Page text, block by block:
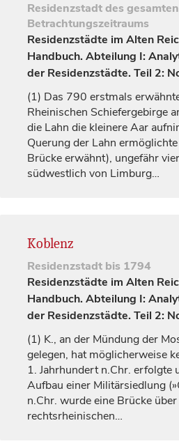
Residenzstadtdes gesamten
Betrachtungszeitraums
Residenzstädte im Alten
Handbuch. Abteilung I:
der Residenzstädte. Teil 2:
(1) Das 790 erstmals
Rheinischen Schiefergebirge
die Lahn die kleinere Aar
Querung der Lahn
Brücke erwähnt), ungefähr
südwestlich von Limburg…
Koblenz
Residenzstadt bis 1794
Residenzstädte im Alten
Handbuch. Abteilung I:
der Residenzstädte. Teil 2:
(1) K., an der Mündung der
gelegen, hat möglicherweise
1. Jahrhundertn.Chr. erfolgte
Aufbau einer Militärsiedlung
n.Chr. wurde eine Brücke
rechtsrheinischen…